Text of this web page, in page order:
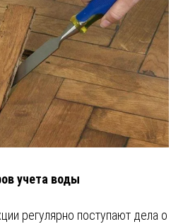
учета воды
регулярно поступают дела о